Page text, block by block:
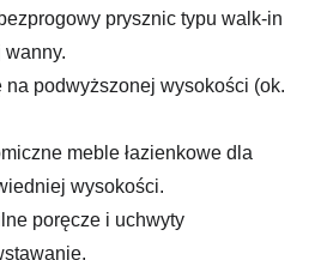
prysznic typu walk-in
na podwyższonej wysokości (ok.
meble łazienkowe dla
wysokości.
poręcze i uchwyty